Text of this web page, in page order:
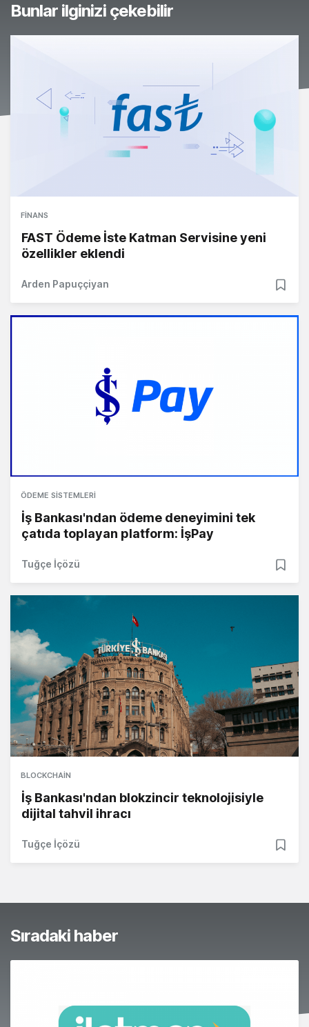
Bunlar ilginizi çekebilir
FINANS
FAST Ödeme İste Katman Servisine yeni
özellikler eklendi
Arden Papuççiyan
ÖDEME SISTEMLERI
İş Bankası'ndan ödeme deneyimini tek
çatıda toplayan platform: İşPay
Tuğçe İçözü
BLOCKCHAIN
İş Bankası'ndan blokzincir teknolojisiyle
dijital tahvil ihracı
Tuğçe İçözü
Sıradaki haber